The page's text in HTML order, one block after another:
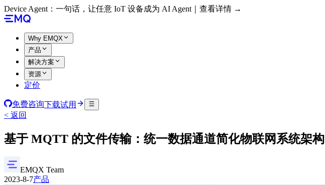
Device Agent：一句话，让任意 IoT 设备成为 AI Agent｜查看详情 →
Why EMQX
产品
解决方案
资源
定价
免费咨询下载试用
< 返回
基于 MQTT 的文件传输：统一数据通道简化物联网系统架构
EMQX Team
2023-8-7产品